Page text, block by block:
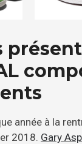
année à la
2018. Gary